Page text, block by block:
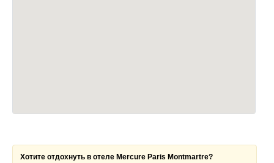
Хотите отдохнуть в отеле Mercure Paris Montmartre?